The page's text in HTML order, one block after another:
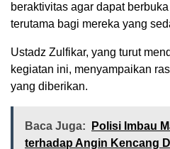
beraktivitas agar dapat
terutama bagi mereka yang
Ustadz Zulfikar, yang turut
kegiatan ini, menyampaikan
yang diberikan.
Baca Juga:
Polisi Imbau
terhadap Angin Kencang